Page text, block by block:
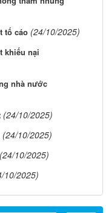
tố cáo (24/10/2025)
khiếu nại
nhà nước
(24/10/2025)
(24/10/2025)
(24/10/2025)
10/2025)